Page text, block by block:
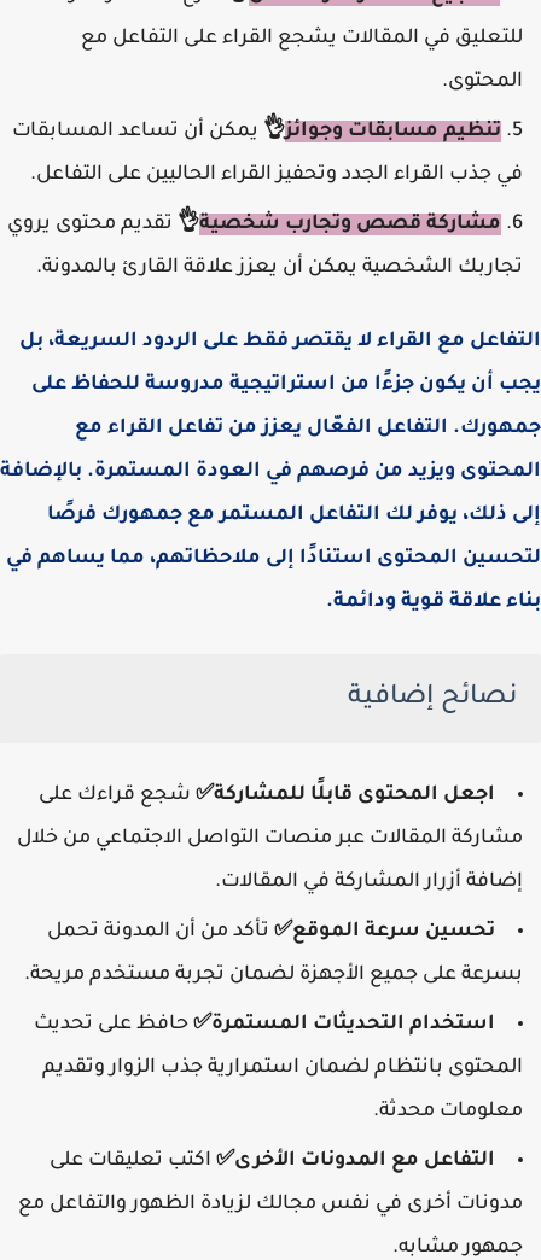
للتعليق في المقالات يشجع القراء على التفاعل مع
المحتوى.
تنظيم مسابقات وجوائز👌 يمكن أن تساعد المسابقات
في جذب القراء الجدد وتحفيز القراء الحاليين على التفاعل.
مشاركة قصص وتجارب شخصية👌 تقديم محتوى يروي
تجاربك الشخصية يمكن أن يعزز علاقة القارئ بالمدونة.
التفاعل مع القراء لا يقتصر فقط على الردود السريعة، بل
يجب أن يكون جزءًا من استراتيجية مدروسة للحفاظ على
جمهورك. التفاعل الفعّال يعزز من تفاعل القراء مع
المحتوى ويزيد من فرصهم في العودة المستمرة. بالإضافة
إلى ذلك، يوفر لك التفاعل المستمر مع جمهورك فرصًا
لتحسين المحتوى استنادًا إلى ملاحظاتهم، مما يساهم في
بناء علاقة قوية ودائمة.
نصائح إضافية
اجعل المحتوى قابلًا للمشاركة✅ شجع قراءك على
مشاركة المقالات عبر منصات التواصل الاجتماعي من خلال
إضافة أزرار المشاركة في المقالات.
تحسين سرعة الموقع✅ تأكد من أن المدونة تحمل
بسرعة على جميع الأجهزة لضمان تجربة مستخدم مريحة.
استخدام التحديثات المستمرة✅ حافظ على تحديث
المحتوى بانتظام لضمان استمرارية جذب الزوار وتقديم
معلومات محدثة.
التفاعل مع المدونات الأخرى✅ اكتب تعليقات على
مدونات أخرى في نفس مجالك لزيادة الظهور والتفاعل مع
جمهور مشابه.